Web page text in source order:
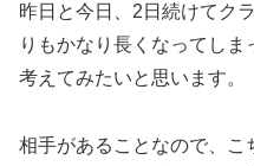
昨日と今日、2日続けてク
りもかなり長くなってし
考えてみたいと思います。
相手があることなので、こ